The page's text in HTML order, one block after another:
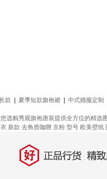
款 夏季短款旗袍裙 中式婚服定制
购秀观旗袍唐装提供全方位的精选
新款 去角质咖喱 京粉 型号 欧美壁纸
好 正品行货，精致